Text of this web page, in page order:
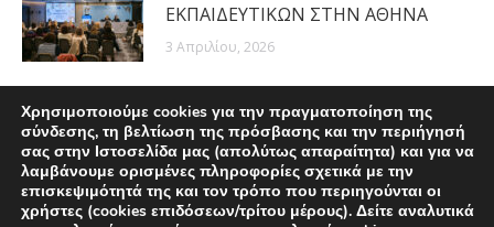
ΕΚΠΑΙΔΕΥΤΙΚΩΝ ΣΤΗΝ ΑΘΗΝΑ
3 Απριλίου, 2026
Χρησιμοποιούμε cookies για την πραγματοποίηση της
σύνδεσης, τη βελτίωση της πρόσβασης και την περιήγησή
σας στην Ιστοσελίδα μας (απολύτως απαραίτητα) και για να
λαμβάνουμε ορισμένες πληροφορίες σχετικά με την
επισκεψιμότητά της και τον τρόπο που περιηγούνται οι
χρήστες (cookies επιδόσεων/τρίτου μέρους). Δείτε αναλυτικά